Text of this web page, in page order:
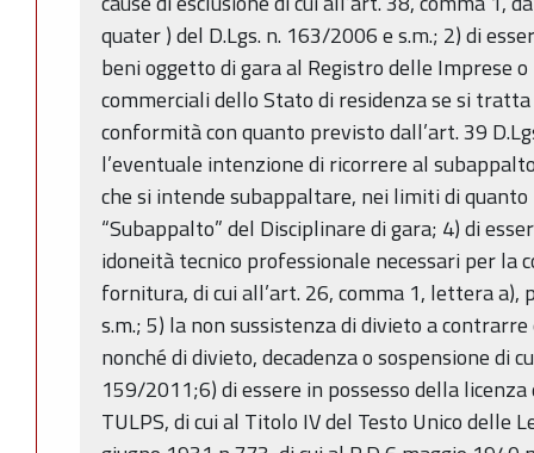
quater ) del D.Lgs. n. 163/2006 e s.m.; 2) di
beni oggetto di gara al Registro delle Imprese
commerciali dello Stato di residenza se si tratta
conformità con quanto previsto dall’art. 39
l’eventuale intenzione di ricorrere al
che si intende subappaltare, nei limiti di
“Subappalto” del Disciplinare di gara; 4) di
idoneità tecnico professionale necessari per la
fornitura, di cui all’art. 26, comma 1, lettera
s.m.; 5) la non sussistenza di divieto a
nonché di divieto, decadenza o sospensione di
159/2011;6) di essere in possesso della
TULPS, di cui al Titolo IV del Testo Unico delle